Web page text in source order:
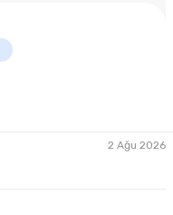
2 Ağu 2026